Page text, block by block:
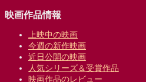
映画作品情報
上映中の映画
今週の新作映画
近日公開の映画
人気シリーズ＆受賞作品
映画作品のレビュー